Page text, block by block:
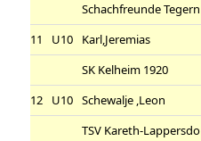
Schachfreunde Tegern
11
U10 Karl,Jeremias
SK Kelheim 1920
12
U10 Schewalje ,Leon
TSV Kareth-Lappersdo